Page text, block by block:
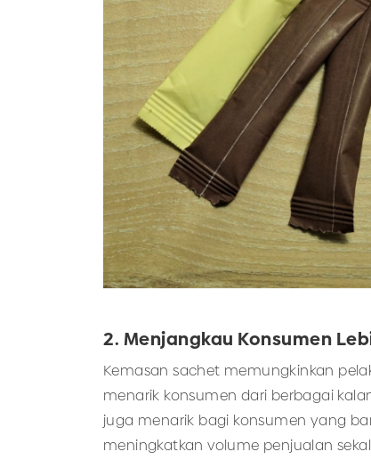
2. Menjangkau Konsumen
Kemasan sachet memungkinkan
menarik konsumen dari berbagai
juga menarik bagi konsumen yang
meningkatkan volume penjualan